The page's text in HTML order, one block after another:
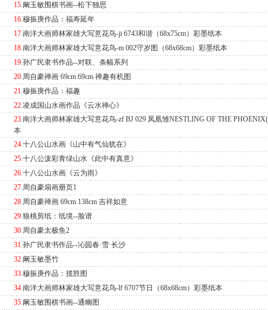
15.阚玉敏围棋书画--松下独思
16.穆振庚作品：福寿延年
17.南洋大画师林家雄大写意花鸟-ji 6743和谐（68x75cm）彩墨纸本
18.南洋大画师林家雄大写意花鸟-m 002守岁图（68x68cm）彩墨纸本
19.孙广民隶书作品--对联、条幅系列
20.周自豪禅画 69cm 69cm 禅趣有机图
21.穆振庚作品：福趣
22.凌成国山水画作品《云水禅心》
23.南洋大画师林家雄大写意花鸟-zf BJ 029 凤凰雏NESTLING OF THE
本
24.十八公山水画《山中有气仙犹在》
25.十八公泼彩青绿山水《此中有真意》
26.十八公山水画《云为雨》
27.周自豪扇画册页1
28.周自豪禅画 69cm 138cm 吉祥如意
29.狼桃剪纸：纸境--脸谱
30.周自豪太极鱼2
31.孙广民隶书作品--沁园春·雪·长沙
32.阚玉敏墨竹
33.穆振庚作品：揽胜图
34.南洋大画师林家雄大写意花鸟-lf 6707节日（68x68cm）彩墨纸本
35.阚玉敏围棋书画--通幽图